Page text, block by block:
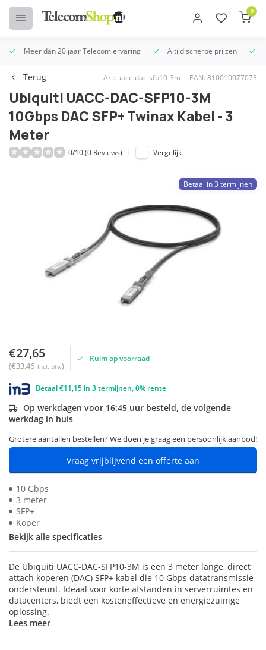
0
Meer dan 20 jaar Telecom ervaring Altijd scherpe prijzen
Terug Art: uacc-dac-sfp10-3m EAN: 810010077073
Ubiquiti UACC-DAC-SFP10-3M
10Gbps DAC SFP+ Twinax Kabel - 3
Meter
0/10 (0 Reviews) Vergelijk
Betaal in 3 termijnen
€27,65
(€33,46 Incl. btw)
Ruim op voorraad
Betaal €11,15 in 3 termijnen, 0% rente
Op werkdagen voor 16:45 uur besteld, de volgende
werkdag in huis
Grotere aantallen bestellen? We doen je graag een persoonlijk aanbod!
Vraag vrijblijvend een offerte aan
10 Gbps
3 meter
SFP+
Koper
Bekijk alle specificaties
De Ubiquiti UACC-DAC-SFP10-3M is een 3 meter lange, direct
attach koperen (DAC) SFP+ kabel die 10 Gbps datatransmissie
ondersteunt. Ideaal voor korte afstanden in serverruimtes en
datacenters, biedt een kosteneffectieve en energiezuinige
oplossing.
Lees meer